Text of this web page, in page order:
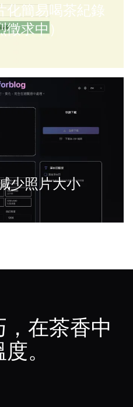
化簡易喝茶紀錄
求中）
少照片大小
在茶香中
。